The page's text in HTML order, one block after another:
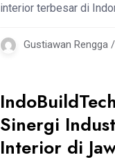
interior terbesar di
Gustiawan Rengga
Sinergi
Interior di